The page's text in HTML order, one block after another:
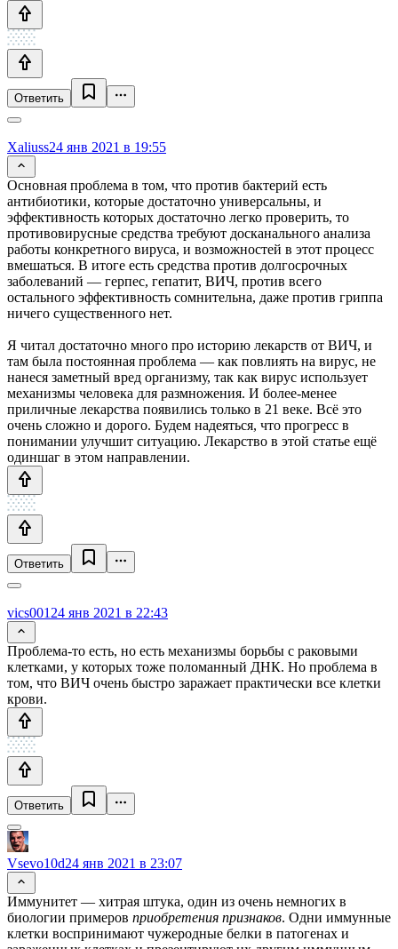
Ответить
Xaliuss24 янв 2021 в 19:55
Основная проблема в том, что против бактерий есть
антибиотики, которые достаточно универсальны, и
эффективность которых достаточно легко проверить, то
противовирусные средства требуют досканального анализа
работы конкретного вируса, и возможностей в этот процесс
вмешаться. В итоге есть средства против долгосрочных
заболеваний — герпес, гепатит, ВИЧ, против всего
остального эффективность сомнительна, даже против гриппа
ничего существенного нет.
Я читал достаточно много про историю лекарств от ВИЧ, и
там была постоянная проблема — как повлиять на вирус, не
нанеся заметный вред организму, так как вирус использует
механизмы человека для размножения. И более-менее
приличные лекарства появились только в 21 веке. Всё это
очень сложно и дорого. Будем надеяться, что прогресс в
понимании улучшит ситуацию. Лекарство в этой статье ещё
одиншаг в этом направлении.
Ответить
vics001 24 янв 2021 в 22:43
Проблема-то есть, но есть механизмы борьбы с раковыми
клетками, у которых тоже поломанный ДНК. Но проблема в
том, что ВИЧ очень быстро заражает практически все клетки
крови.
Ответить
Vsevo10d24 янв 2021 в 23:07
Иммунитет — хитрая штука, один из очень немногих в
биологии примеров приобретения признаков. Одни иммунные
клетки воспринимают чужеродные белки в патогенах и